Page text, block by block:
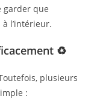
garder que
l’intérieur.
♻️
plusieurs
: